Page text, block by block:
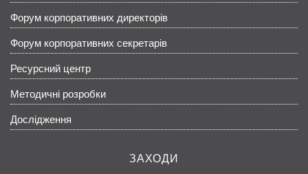
Форум корпоративних директорів
Форум корпоративних секретарів
Ресурсний центр
Методичні розробки
Дослідження
ЗАХОДИ